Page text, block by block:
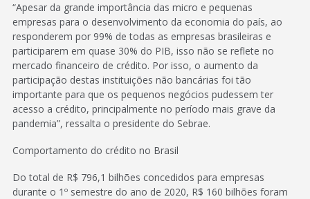
“Apesar da grande importância das micro e pequenas
empresas para o desenvolvimento da economia do país, ao
responderem por 99% de todas as empresas brasileiras e
participarem em quase 30% do PIB, isso não se reflete no
mercado financeiro de crédito. Por isso, o aumento da
participação destas instituições não bancárias foi tão
importante para que os pequenos negócios pudessem ter
acesso a crédito, principalmente no período mais grave da
pandemia”, ressalta o presidente do Sebrae.
Comportamento do crédito no Brasil
Do total de R$ 796,1 bilhões concedidos para empresas
durante o 1º semestre do ano de 2020, R$ 160 bilhões foram